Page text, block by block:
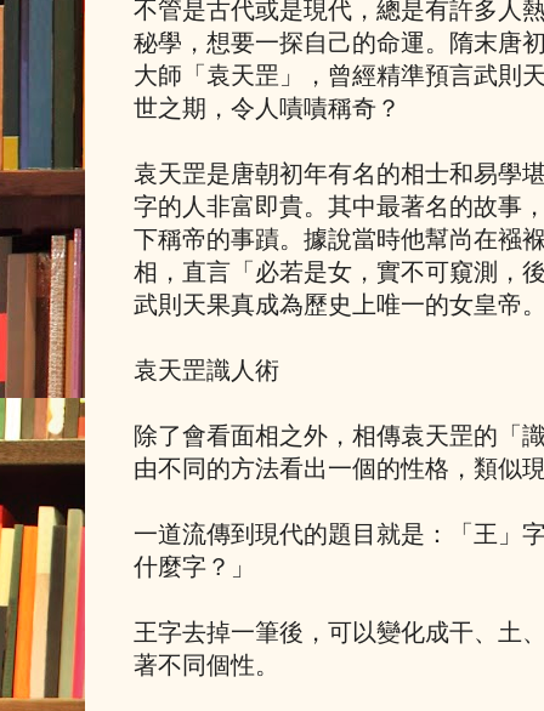
不管是古代或是現代，總是有許多人
秘學，想要一探自己的命運。隋末唐
大師「袁天罡」，曾經精準預言武則
世之期，令人嘖嘖稱奇？
袁天罡是唐朝初年有名的相士和易學
字的人非富即貴。其中最著名的故事
下稱帝的事蹟。據說當時他幫尚在襁
相，直言「必若是女，實不可窺測，
武則天果真成為歷史上唯一的女皇帝
袁天罡識人術
除了會看面相之外，相傳袁天罡的「
由不同的方法看出一個的性格，類似
一道流傳到現代的題目就是：「王」
什麼字？」
王字去掉一筆後，可以變化成干、土
著不同個性。